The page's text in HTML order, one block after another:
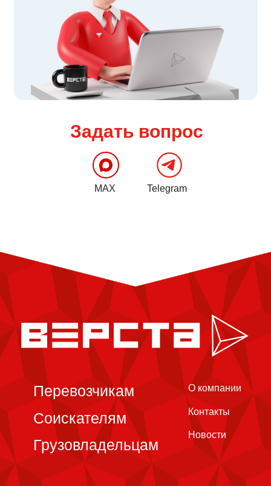
Задать вопрос
MAX Telegram
Перевозчикам
Соискателям
Грузовладельцам
О компании
Контакты
Новости